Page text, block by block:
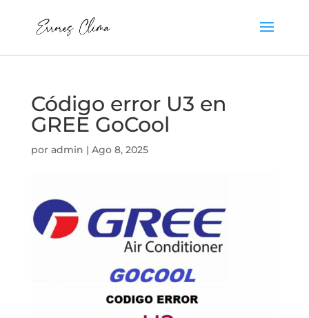
Código error U3 en
GREE GoCool
por admin | Ago 8, 2025